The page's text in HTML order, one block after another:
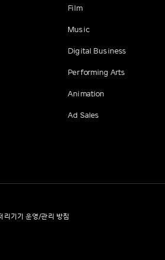
Film
Music
Digital Business
Performing Arts
Animation
Ad Sales
리기기 운영/관리 방침